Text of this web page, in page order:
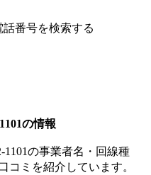
の情報
1101の事業者名・回線種
コミを紹介しています。